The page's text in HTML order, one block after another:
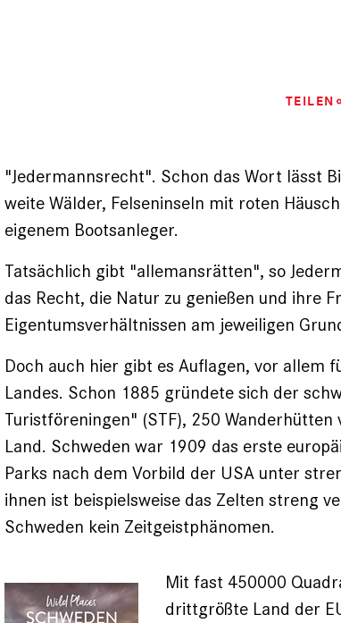
TEILEN
"Jedermannsrecht". Schon das Wort lässt
weite Wälder, Felseninseln mit roten
eigenem Bootsanleger.
Tatsächlich gibt "allemansrätten", so
das Recht, die Natur zu genießen und ihre
Eigentumsverhältnissen am jeweiligen
Doch auch hier gibt es Auflagen, vor allem
Landes. Schon 1885 gründete sich der
Turistföreningen" (STF), 250
Land. Schweden war 1909 das erste
Parks nach dem Vorbild der USA unter
ihnen ist beispielsweise das Zelten streng
Schweden kein Zeitgeistphänomen.
Mit fast 450000
drittgrößte Land der